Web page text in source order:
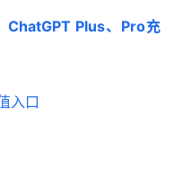
ChatGPT Plus、Pro充